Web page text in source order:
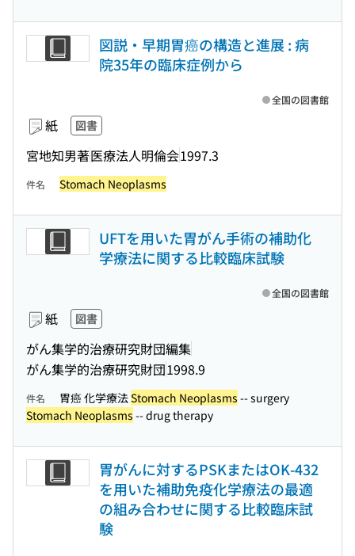
図説・早期胃癌の構造と進展 : 病
院35年の臨床症例から
紙 図書
宮地知男著医療法人明倫会1997.3
全国の図書館
件名 Stomach Neoplasms
UFTを用いた胃がん手術の補助化
学療法に関する比較臨床試験
紙 図書
がん集学的治療研究財団編集
がん集学的治療研究財団1998.9
全国の図書館
件名 胃癌 化学療法Stomach Neoplasms -- surgery
Stomach Neoplasms -- drug therapy
胃がんに対するPSKまたはOK-432
を用いた補助免疫化学療法の最適
の組み合わせに関する比較臨床試
験